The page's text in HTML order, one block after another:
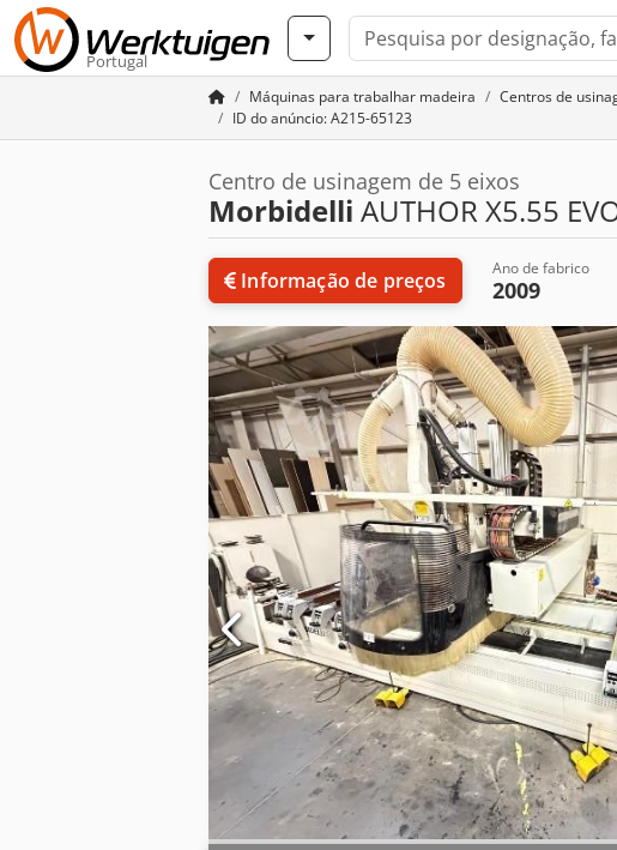
Portugal
Máquinas para trabalhar madeira Centros de
ID do anúncio: A215-65123
Centro de usinagem de 5 eixos
Morbidelli AUTHOR X5.55
Informação de preços Ano de fabrico
2009